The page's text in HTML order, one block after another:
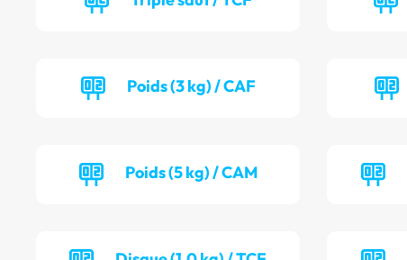
Poids (3 kg) / CAF
Poids (5 kg) / CAM